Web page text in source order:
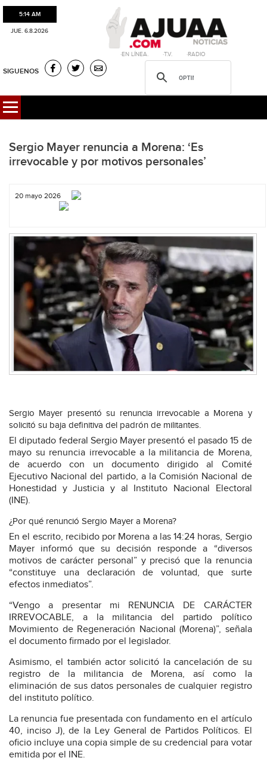
5:14 AM
JUE. 6.8.2026
·EN LÍNEA. ·T.V. ·RADIO
SIGUENOS
Sergio Mayer renuncia a Morena: ‘Es
irrevocable y por motivos personales’
20 mayo 2026
Sergio Mayer presentó su renuncia irrevocable a Morena y
solicitó su baja definitiva del padrón de militantes.
El diputado federal Sergio Mayer presentó el pasado 15 de
mayo su renuncia irrevocable a la militancia de Morena,
de acuerdo con un documento dirigido al Comité
Ejecutivo Nacional del partido, a la Comisión Nacional de
Honestidad y Justicia y al Instituto Nacional Electoral
(INE).
¿Por qué renunció Sergio Mayer a Morena?
En el escrito, recibido por Morena a las 14:24 horas, Sergio
Mayer informó que su decisión responde a “diversos
motivos de carácter personal” y precisó que la renuncia
“constituye una declaración de voluntad, que surte
efectos inmediatos”.
“Vengo a presentar mi RENUNCIA DE CARÁCTER
IRREVOCABLE, a la militancia del partido político
Movimiento de Regeneración Nacional (Morena)”, señala
el documento firmado por el legislador.
Asimismo, el también actor solicitó la cancelación de su
registro de la militancia de Morena, así como la
eliminación de sus datos personales de cualquier registro
del instituto político.
La renuncia fue presentada con fundamento en el artículo
40, inciso J), de la Ley General de Partidos Políticos. El
oficio incluye una copia simple de su credencial para votar
emitida por el INE.